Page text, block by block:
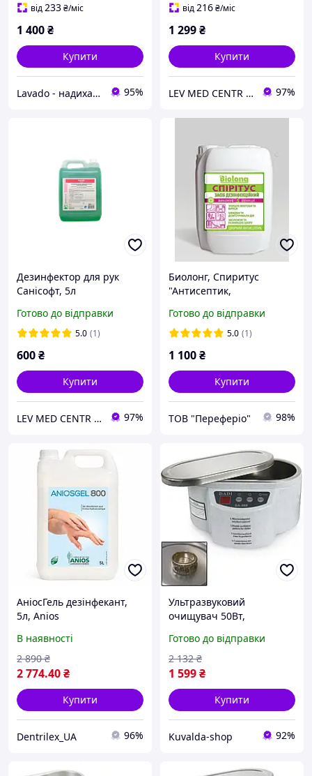
від233₴/міс
1 400₴
Купити
Lavado - надихаємось вашою довірою 95%
від216₴/міс
1 299₴
Купити
LEV MED CENTR Офіційний представник продукції "Клін Стрім" у Західному регіоні 97%
Дезинфектор для рук
Санісофт, 5л
Готово до відправки
5.0 (1)
600₴
Купити
LEV MED CENTR Офіційний представник продукції "Клін Стрім" у Західному регіоні 97%
Биолонг, Спиритус
"Антисептик,
для шкіри рук" 5л.
Готово до відправки
5.0 (1)
1 100₴
Купити
ТОВ "Переферіо" 98%
АніосГель дезінфекант,
5л, Anios
В наявності
2 774.40₴
2 890 ₴
Купити
Dentrilex_UA 96%
Ультразвуковий
очищувач 50Вт,
M90070
Готово до відправки
1 599₴
2 132 ₴
Купити
Kuvalda-shop 92%